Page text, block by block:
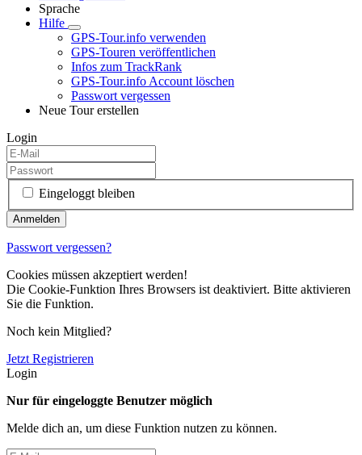
Sprache
Hilfe
GPS-Tour.info verwenden
GPS-Touren veröffentlichen
Infos zum TrackRank
GPS-Tour.info Account löschen
Passwort vergessen
Neue Tour erstellen
Login
Eingeloggt bleiben
Passwort vergessen?
Cookies müssen akzeptiert werden!
Die Cookie-Funktion Ihres Browsers ist deaktiviert. Bitte aktivieren
Sie die Funktion.
Noch kein Mitglied?
Jetzt Registrieren
Login
Nur für eingeloggte Benutzer möglich
Melde dich an, um diese Funktion nutzen zu können.